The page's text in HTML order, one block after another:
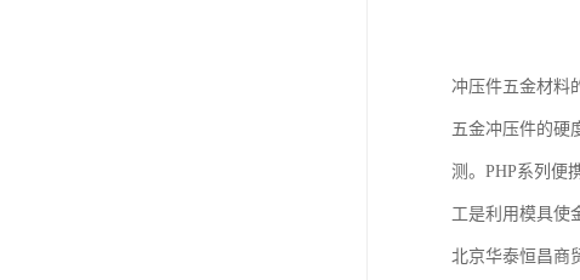
冲压件五金材料
五金冲压件的硬
测。PHP系列便
工是利用模具使
北京华泰恒昌商